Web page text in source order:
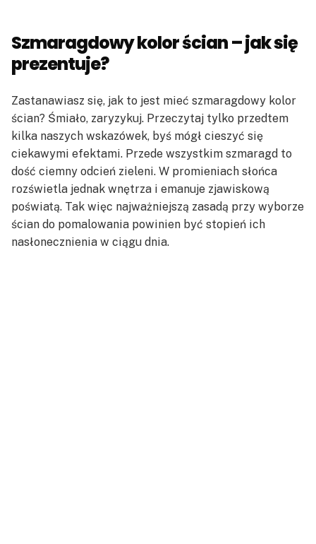
Szmaragdowy kolor ścian – jak się
prezentuje?
Zastanawiasz się, jak to jest mieć szmaragdowy kolor
ścian? Śmiało, zaryzykuj. Przeczytaj tylko przedtem
kilka naszych wskazówek, byś mógł cieszyć się
ciekawymi efektami. Przede wszystkim szmaragd to
dość ciemny odcień zieleni. W promieniach słońca
rozświetla jednak wnętrza i emanuje zjawiskową
poświatą. Tak więc najważniejszą zasadą przy wyborze
ścian do pomalowania powinien być stopień ich
nasłonecznienia w ciągu dnia.